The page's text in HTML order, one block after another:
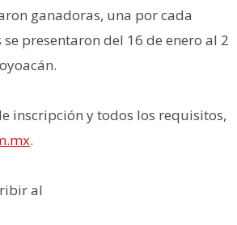
ganadoras, una por cada
presentaron del 16 de enero al 2
inscripción y todos los requisitos,
.
al